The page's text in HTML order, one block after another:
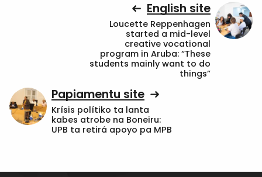
English site
Loucette Reppenhagen
started a mid-level
creative vocational
program in Aruba: “These
students mainly want to do
things”
Papiamentu site
Krísis polítiko ta lanta
kabes atrobe na Boneiru:
UPB ta retirá apoyo pa MPB